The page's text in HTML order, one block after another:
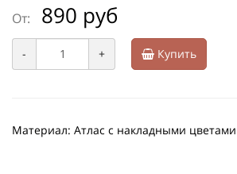
От: 890 руб
- + Купить
Материал: Атлас с накладными цветами